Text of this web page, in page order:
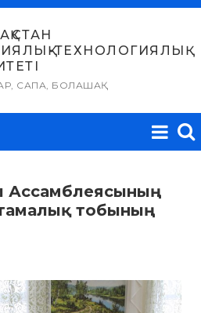
ТЕХНОЛОГИЯЛЫҚ
САПА, БОЛАШАҚ
Ассамблеясының
тобының